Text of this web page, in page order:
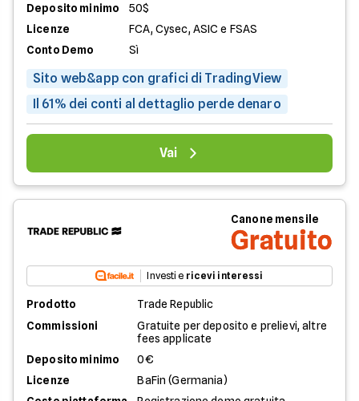
Deposito minimo
50$
Licenze
FCA, Cysec, ASIC e FSAS
Conto Demo
Sì
Sito web&app con grafici di TradingView
Il 61% dei conti al dettaglio perde denaro
Vai
Canone mensile
Gratuito
Investi e ricevi interessi
Prodotto
Trade Republic
Commissioni
Gratuite per deposito e prelievi, altre
fees applicate
Deposito minimo
0€
Licenze
BaFin (Germania)